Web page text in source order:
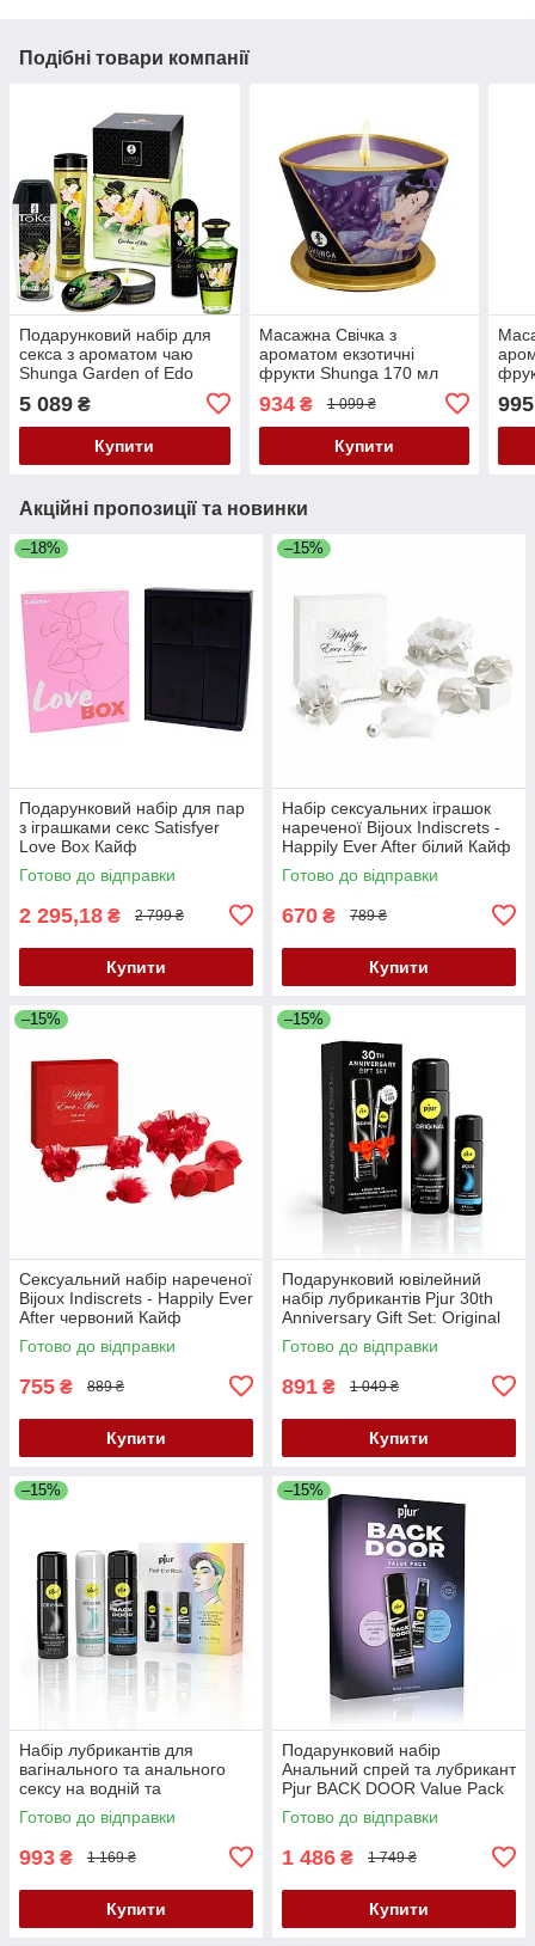
Подібні товари компанії
Подарунковий набір для
секса з ароматом чаю
Shunga Garden of Edo
5 089 ₴
Купити
Масажна Свічка з
ароматом екзотичні
фрукти Shunga 170 мл
934₴ 1 099 ₴
Купити
995
Акційні пропозиції та новинки
–18%
Подарунковий набір для пар
з іграшками секс Satisfyer
Love Box Кайф
Готово до відправки
2 295,18 ₴ 2 799 ₴
Купити
–15%
Набір сексуальних іграшок
нареченої Bijoux Indiscrets -
Happily Ever After білий Кайф
Готово до відправки
670 ₴ 789 ₴
Купити
–15%
Сексуальний набір нареченої
Bijoux Indiscrets - Happily Ever
After червоний Кайф
Готово до відправки
755 ₴ 889 ₴
Купити
–15%
Подарунковий ювілейний
набір лубрикантів Рjur 30th
Anniversary Gift Set: Original
100 мл та Aqua 30 мл Кайф
Готово до відправки
891 ₴ 1 049 ₴
Купити
–15%
Набір лубрикантів для
вагінального та анального
сексу на водній та
силіконовій основах Рjur
Pride Box 3 штуки по 30 мл
Готово до відправки
993 ₴ 1 169 ₴
Купити
–15%
Подарунковий набір
Анальний спрей та лубрикант
Рjur BACK DOOR Value Pack
Кайф
Готово до відправки
1 486 ₴ 1 749 ₴
Купити